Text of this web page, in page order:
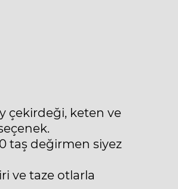
çekirdeği, keten ve
taş değirmen siyez
ve taze otlarla